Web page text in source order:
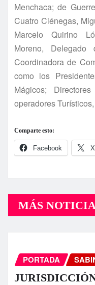
Menchaca; de
Cuatro Ciénegas,
Marcelo Quirino
Moreno,
Coordinadora de
como los
Mágicos;
operadores
Comparte esto:
Facebook X
MÁS
PORTADA